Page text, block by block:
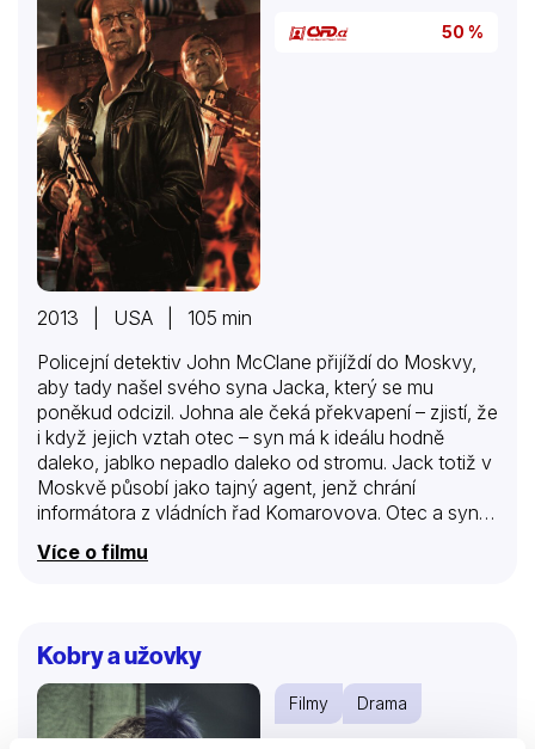
50 %
2013 | USA | 105 min
Policejní detektiv John McClane přijíždí do Moskvy,
aby tady našel svého syna Jacka, který se mu
poněkud odcizil. Johna ale čeká překvapení – zjistí, že
i když jejich vztah otec – syn má k ideálu hodně
daleko, jablko nepadlo daleko od stromu. Jack totiž v
Moskvě působí jako tajný agent, jenž chrání
informátora z vládních řad Komarovova. Otec a syn
McClaneovi jsou nuceni překonat osobní neshody a
nasadit i vlastní krky, aby dostali Komarovova do
brutální moskevské podsvětí a také odlišné představy
Johna a Jacka McClaneových o prosazování zákona
za těchto okolností. Navíc Jack McClane se jako
tajný…
Více o filmu
Kobry a užovky
Filmy Drama